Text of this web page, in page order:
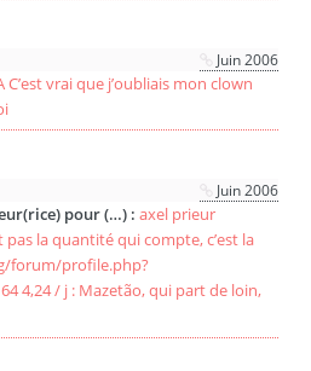
Juin 2006
clown
Juin 2006
pour (…) :axel prieur
pas la quantité qui compte, c’est la
loin,